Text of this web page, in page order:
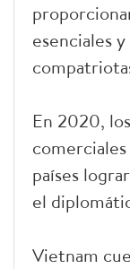
esenciales
En 2020,
países
el
Vietnam